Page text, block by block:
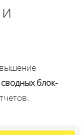
сводных блок-